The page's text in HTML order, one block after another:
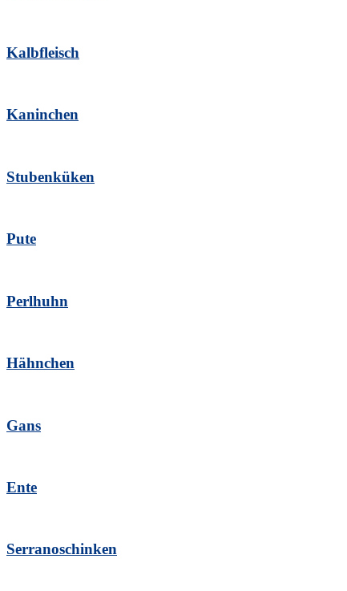
Kalbfleisch
Kaninchen
Stubenküken
Pute
Perlhuhn
Hähnchen
Gans
Ente
Serranoschinken